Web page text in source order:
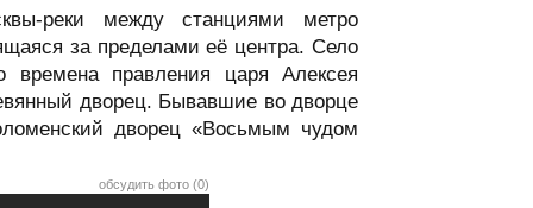
реки между станциями метро
за пределами её центра. Село
правления царя Алексея
дворец. Бывавшие во дворце
дворец «Восьмым чудом
обсудить фото (0)